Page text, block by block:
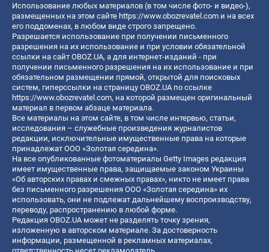
Использование любых материалов (в том числе фото- и видео-),
размещенных на этом сайте https://www.obozrevatel.com и на всех
его поддоменах, в любом виде строго запрещено.
Разрешается использование при получении письменного
разрешения на их использование и при условии обязательной
ссылки на сайт OBOZ.UA, а для интернет-изданий - при
получении письменного разрешения на их использование и при
обязательном размещении прямой, открытой для поисковых
систем, гиперссылки на страницу OBOZ.UA по ссылке
https://www.obozrevatel.com, на которой размещен оригинальный
материал в первом абзаце материала.
Все материалы на этом сайте, в том числе интервью, статьи,
исследования – служебные произведения журналистов
редакции, исключительные имущественные права на которые
принадлежат ООО «Золотая середина».
На все опубликованные фотоматериалы Getty Images редакция
имеет имущественные права, защищаемые законом Украины
«Об авторских правах и смежных правах», никто не имеет права
без письменного разрешения ООО «Золотая середина» их
использовать, они не подлежат дальнейшему воспроизводству,
переводу, распространению в любой форме.
Редакция OBOZ.UA может не разделять точку зрения,
изложенную в авторском материале. За достоверность
информации, размещенной в рекламных материалах,